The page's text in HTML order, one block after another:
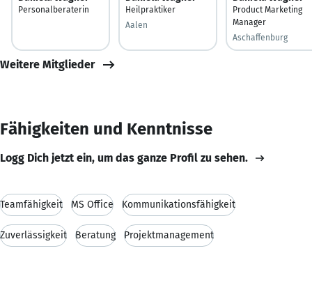
Personalberaterin
Heilpraktiker
Aalen
Product Marketing
Manager
Aschaffenburg
Weitere Mitglieder
Fähigkeiten und Kenntnisse
Logg Dich jetzt ein, um das ganze Profil zu sehen.
Teamfähigkeit MS Office Kommunikationsfähigkeit
Zuverlässigkeit Beratung Projektmanagement